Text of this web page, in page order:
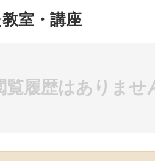
室・講座
覧履歴はありませ